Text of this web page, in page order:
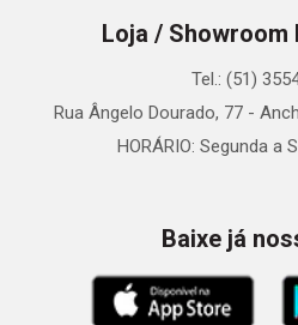
Loja / Showroom
Tel.: (51)
Rua Ângelo Dourado, 77 -
HORÁRIO: Segunda a
Baixe já